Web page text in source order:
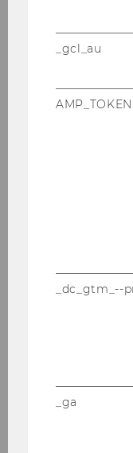
_gcl_au
AMP_TOKEN
_dc_gtm_--
_ga